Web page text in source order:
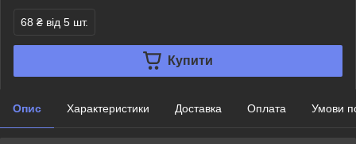
68 ₴ від 5 шт.
Купити
Опис Характеристики Доставка Оплата Умови